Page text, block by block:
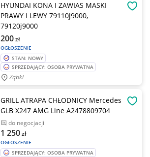
HYUNDAI KONA I ZAWIAS MASKI
PRAWY I LEWY 79110j9000,
79120j9000
OGŁOSZENIE
200zł
STAN: NOWY
SPRZEDAJĄCY: OSOBA PRYWATNA
Ząbki
GRILL ATRAPA CHŁODNICY Mercedes
GLB X247 AMG Line A2478809704
do negocjacji
OGŁOSZENIE
1 250zł
SPRZEDAJĄCY: OSOBA PRYWATNA